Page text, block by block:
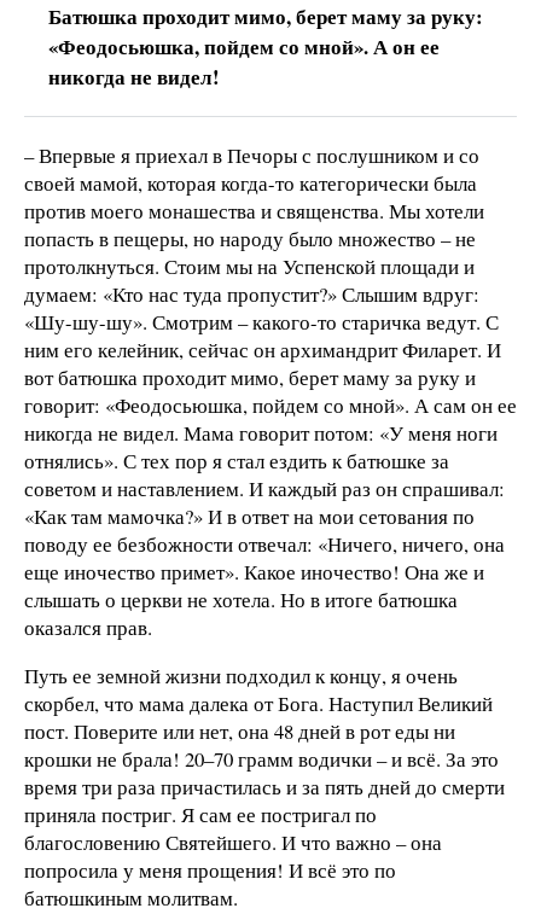
Батюшка проходит мимо, берет маму за руку:
«Феодосьюшка, пойдем со мной». А он ее
никогда не видел!
– Впервые я приехал в Печоры с послушником и со
своей мамой, которая когда-то категорически была
против моего монашества и священства. Мы хотели
попасть в пещеры, но народу было множество – не
протолкнуться. Стоим мы на Успенской площади и
думаем: «Кто нас туда пропустит?» Слышим вдруг:
«Шу-шу-шу». Смотрим – какого-то старичка ведут. С
ним его келейник, сейчас он архимандрит Филарет. И
вот батюшка проходит мимо, берет маму за руку и
говорит: «Феодосьюшка, пойдем со мной». А сам он ее
никогда не видел. Мама говорит потом: «У меня ноги
отнялись». С тех пор я стал ездить к батюшке за
советом и наставлением. И каждый раз он спрашивал:
«Как там мамочка?» И в ответ на мои сетования по
поводу ее безбожности отвечал: «Ничего, ничего, она
еще иночество примет». Какое иночество! Она же и
слышать о церкви не хотела. Но в итоге батюшка
оказался прав.
Путь ее земной жизни подходил к концу, я очень
скорбел, что мама далека от Бога. Наступил Великий
пост. Поверите или нет, она 48 дней в рот еды ни
крошки не брала! 20–70 грамм водички – и всё. За это
время три раза причастилась и за пять дней до смерти
приняла постриг. Я сам ее постригал по
благословению Святейшего. И что важно – она
попросила у меня прощения! И всё это по
батюшкиным молитвам.